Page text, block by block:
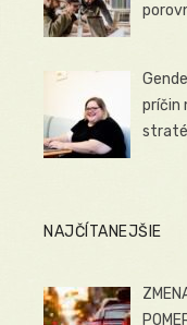
príčin
NAJČÍTANEJŠIE